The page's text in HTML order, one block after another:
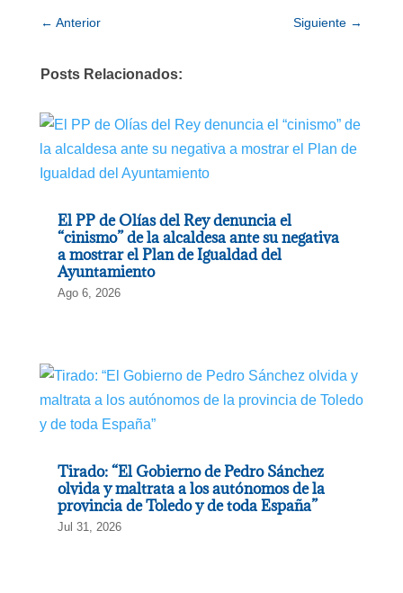
← Anterior Siguiente →
Posts Relacionados:
El PP de Olías del Rey denuncia el
“cinismo” de la alcaldesa ante su negativa
a mostrar el Plan de Igualdad del
Ayuntamiento
Ago 6, 2026
Tirado: “El Gobierno de Pedro Sánchez
olvida y maltrata a los autónomos de la
provincia de Toledo y de toda España”
Jul 31, 2026